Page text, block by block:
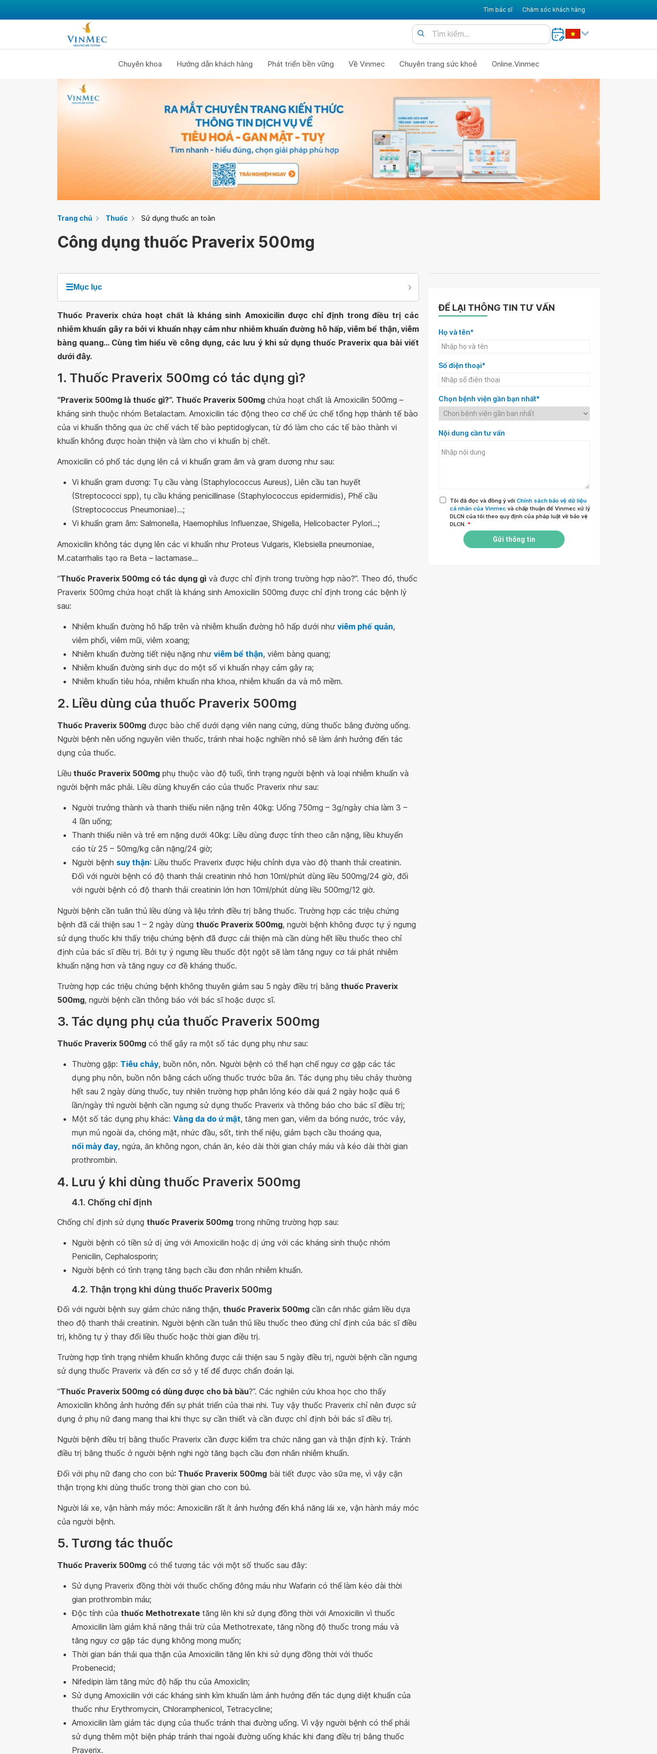
Tìm bác sĩ Chăm sóc khách hàng
Chuyên khoa Hướng dẫn khách hàng Phát triển bền vững Về Vinmec Chuyên trang sức khoẻ Online.Vinmec
Trang chủ Thuốc Sử dụng thuốc an toàn
Công dụng thuốc Praverix 500mg
☰Mục lục
Thuốc Praverix chứa hoạt chất là kháng sinh Amoxicilin được chỉ định trong điều trị các
nhiễm khuẩn gây ra bởi vi khuẩn nhạy cảm như nhiễm khuẩn đường hô hấp, viêm bể thận, viêm
bàng quang... Cùng tìm hiểu về công dụng, các lưu ý khi sử dụng thuốc Praverix qua bài viết
dưới đây.
1. Thuốc Praverix 500mg có tác dụng gì?
“Praverix 500mg là thuốc gì?”. Thuốc Praverix 500mg chứa hoạt chất là Amoxicilin 500mg –
kháng sinh thuộc nhóm Betalactam. Amoxicilin tác động theo cơ chế ức chế tổng hợp thành tế bào
của vi khuẩn thông qua ức chế vách tế bào peptidoglycan, từ đó làm cho các tế bào thành vi
khuẩn không được hoàn thiện và làm cho vi khuẩn bị chết.
Amoxicilin có phổ tác dụng lên cả vi khuẩn gram âm và gram dương như sau:
Vi khuẩn gram dương: Tụ cầu vàng (Staphylococcus Aureus), Liên cầu tan huyết
(Streptococci spp), tụ cầu kháng penicillinase (Staphylococcus epidermidis), Phế cầu
(Streptococcus Pneumoniae)...;
Vi khuẩn gram âm: Salmonella, Haemophilus Influenzae, Shigella, Helicobacter Pylori...;
Amoxicilin không tác dụng lên các vi khuẩn như Proteus Vulgaris, Klebsiella pneumoniae,
M.catarrhalis tạo ra Beta – lactamase...
“Thuốc Praverix 500mg có tác dụng gì và được chỉ định trong trường hợp nào?”. Theo đó, thuốc
Praverix 500mg chứa hoạt chất là kháng sinh Amoxicilin 500mg được chỉ định trong các bệnh lý
sau:
Nhiễm khuẩn đường hô hấp trên và nhiễm khuẩn đường hô hấp dưới như viêm phế quản,
viêm phổi, viêm mũi, viêm xoang;
Nhiễm khuẩn đường tiết niệu nặng như viêm bể thận, viêm bàng quang;
Nhiễm khuẩn đường sinh dục do một số vi khuẩn nhạy cảm gây ra;
Nhiễm khuẩn tiêu hóa, nhiễm khuẩn nha khoa, nhiễm khuẩn da và mô mềm.
2. Liều dùng của thuốc Praverix 500mg
Thuốc Praverix 500mg được bào chế dưới dạng viên nang cứng, dùng thuốc bằng đường uống.
Người bệnh nên uống nguyên viên thuốc, tránh nhai hoặc nghiền nhỏ sẽ làm ảnh hưởng đến tác
dụng của thuốc.
Liều thuốc Praverix 500mg phụ thuộc vào độ tuổi, tình trạng người bệnh và loại nhiễm khuẩn và
người bệnh mắc phải. Liều dùng khuyến cáo của thuốc Praverix như sau:
Người trưởng thành và thanh thiếu niên nặng trên 40kg: Uống 750mg – 3g/ngày chia làm 3 –
4 lần uống;
Thanh thiếu niên và trẻ em nặng dưới 40kg: Liều dùng được tính theo cân nặng, liều khuyến
cáo từ 25 – 50mg/kg cân nặng/24 giờ;
Người bệnh suy thận: Liều thuốc Praverix được hiệu chỉnh dựa vào độ thanh thải creatinin.
Đối với người bệnh có độ thanh thải creatinin nhỏ hơn 10ml/phút dùng liều 500mg/24 giờ, đối
với người bệnh có độ thanh thải creatinin lớn hơn 10ml/phút dùng liều 500mg/12 giờ.
Người bệnh cần tuân thủ liều dùng và liệu trình điều trị bằng thuốc. Trường hợp các triệu chứng
bệnh đã cải thiện sau 1 – 2 ngày dùng thuốc Praverix 500mg, người bệnh không được tự ý ngưng
sử dụng thuốc khi thấy triệu chứng bệnh đã được cải thiện mà cần dùng hết liều thuốc theo chỉ
định của bác sĩ điều trị. Bởi tự ý ngưng liều thuốc đột ngột sẽ làm tăng nguy cơ tái phát nhiễm
khuẩn nặng hơn và tăng nguy cơ đề kháng thuốc.
Trường hợp các triệu chứng bệnh không thuyên giảm sau 5 ngày điều trị bằng thuốc Praverix
500mg, người bệnh cần thông báo với bác sĩ hoặc dược sĩ.
3. Tác dụng phụ của thuốc Praverix 500mg
Thuốc Praverix 500mg có thể gây ra một số tác dụng phụ như sau:
Thường gặp: Tiêu chảy, buồn nôn, nôn. Người bệnh có thể hạn chế nguy cơ gặp các tác
dụng phụ nôn, buồn nôn bằng cách uống thuốc trước bữa ăn. Tác dụng phụ tiêu chảy thường
hết sau 2 ngày dùng thuốc, tuy nhiên trường hợp phân lỏng kéo dài quá 2 ngày hoặc quá 6
lần/ngày thì người bệnh cần ngưng sử dụng thuốc Praverix và thông báo cho bác sĩ điều trị;
Một số tác dụng phụ khác: Vàng da do ứ mật, tăng men gan, viêm da bóng nước, tróc vảy,
mụn mủ ngoài da, chóng mặt, nhức đầu, sốt, tinh thể niệu, giảm bạch cầu thoáng qua,
nổi mày đay, ngứa, ăn không ngon, chán ăn, kéo dài thời gian chảy máu và kéo dài thời gian
prothrombin.
4. Lưu ý khi dùng thuốc Praverix 500mg
4.1. Chống chỉ định
Chống chỉ định sử dụng thuốc Praverix 500mg trong những trường hợp sau:
Người bệnh có tiền sử dị ứng với Amoxicilin hoặc dị ứng với các kháng sinh thuộc nhóm
Penicilin, Cephalosporin;
Người bệnh có tình trạng tăng bạch cầu đơn nhân nhiễm khuẩn.
4.2. Thận trọng khi dùng thuốc Praverix 500mg
Đối với người bệnh suy giảm chức năng thận, thuốc Praverix 500mg cần cân nhắc giảm liều dựa
theo độ thanh thải creatinin. Người bệnh cần tuân thủ liều thuốc theo đúng chỉ định của bác sĩ điều
trị, không tự ý thay đổi liều thuốc hoặc thời gian điều trị.
Trường hợp tình trạng nhiễm khuẩn không được cải thiện sau 5 ngày điều trị, người bệnh cần ngưng
sử dụng thuốc Praverix và đến cơ sở y tế để được chẩn đoán lại.
“Thuốc Praverix 500mg có dùng được cho bà bầu?”. Các nghiên cứu khoa học cho thấy
Amoxicilin không ảnh hưởng đến sự phát triển của thai nhi. Tuy vậy thuốc Praverix chỉ nên được sử
dụng ở phụ nữ đang mang thai khi thực sự cần thiết và cần được chỉ định bởi bác sĩ điều trị.
Người bệnh điều trị bằng thuốc Praverix cần được kiểm tra chức năng gan và thận định kỳ. Tránh
điều trị bằng thuốc ở người bệnh nghi ngờ tăng bạch cầu đơn nhân nhiễm khuẩn.
Đối với phụ nữ đang cho con bú: Thuốc Praverix 500mg bài tiết được vào sữa mẹ, vì vậy cận
thận trọng khi dùng thuốc trong thời gian cho con bú.
Người lái xe, vận hành máy móc: Amoxicilin rất ít ảnh hưởng đến khả năng lái xe, vận hành máy móc
của người bệnh.
5. Tương tác thuốc
Thuốc Praverix 500mg có thể tương tác với một số thuốc sau đây:
Sử dụng Praverix đồng thời với thuốc chống đông máu như Wafarin có thể làm kéo dài thời
gian prothrombin máu;
Độc tính của thuốc Methotrexate tăng lên khi sử dụng đồng thời với Amoxicilin vì thuốc
Amoxicilin làm giảm khả năng thải trừ của Methotrexate, tăng nồng độ thuốc trong máu và
tăng nguy cơ gặp tác dụng không mong muốn;
Thời gian bán thải qua thận của Amoxicilin tăng lên khi sử dụng đồng thời với thuốc
Probenecid;
Nifedipin làm tăng mức độ hấp thu của Amoxiclin;
Sử dụng Amoxicilin với các kháng sinh kìm khuẩn làm ảnh hưởng đến tác dụng diệt khuẩn của
thuốc như Erythromycin, Chloramphenicol, Tetracycline;
Amoxicilin làm giảm tác dụng của thuốc tránh thai đường uống. Vì vậy người bệnh có thể phải
sử dụng thêm một biện pháp tránh thai ngoài đường uống khác khi đang điều trị bằng thuốc
Praverix.
ĐỂ LẠI THÔNG TIN TƯ VẤN
Họ và tên*
Số điện thoại*
Chọn bệnh viện gần bạn nhất*
Nội dung cần tư vấn
Tôi đã đọc và đồng ý với Chính sách bảo vệ dữ liệu
cá nhân của Vinmec và chấp thuận để Vinmec xử lý
DLCN của tôi theo quy định của pháp luật về bảo vệ
DLCN. *
Gửi thông tin